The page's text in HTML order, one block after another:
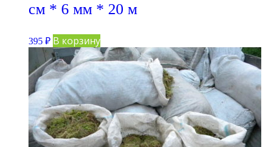
см * 6 мм * 20 м
395 ₽ В корзину